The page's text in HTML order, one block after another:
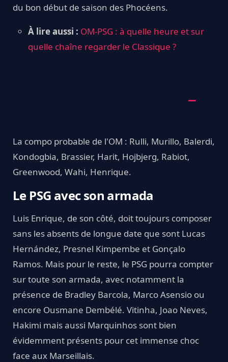
du bon début de saison des Phocéens.
À lire aussi : OM-PSG : à quelle heure et sur
quelle chaîne regarder le Classique ?
La compo probable de l'OM : Rulli, Murillo, Balerdi,
Kondogbia, Brassier, Harit, Hojbjerg, Rabiot,
Greenwood, Wahi, Henrique.
Le PSG avec son armada
Luis Enrique, de son côté, doit toujours composer
sans les absents de longue date que sont Lucas
Hernández, Presnel Kimpembe et Gonçalo
Ramos. Mais pour le reste, le PSG pourra compter
sur toute son armada, avec notamment la
présence de Bradley Barcola, Marco Asensio ou
encore Ousmane Dembélé. Vitinha, Joao Neves,
Hakimi mais aussi Marquinhos sont bien
évidemment présents pour cet immense choc
face aux Marseillais.